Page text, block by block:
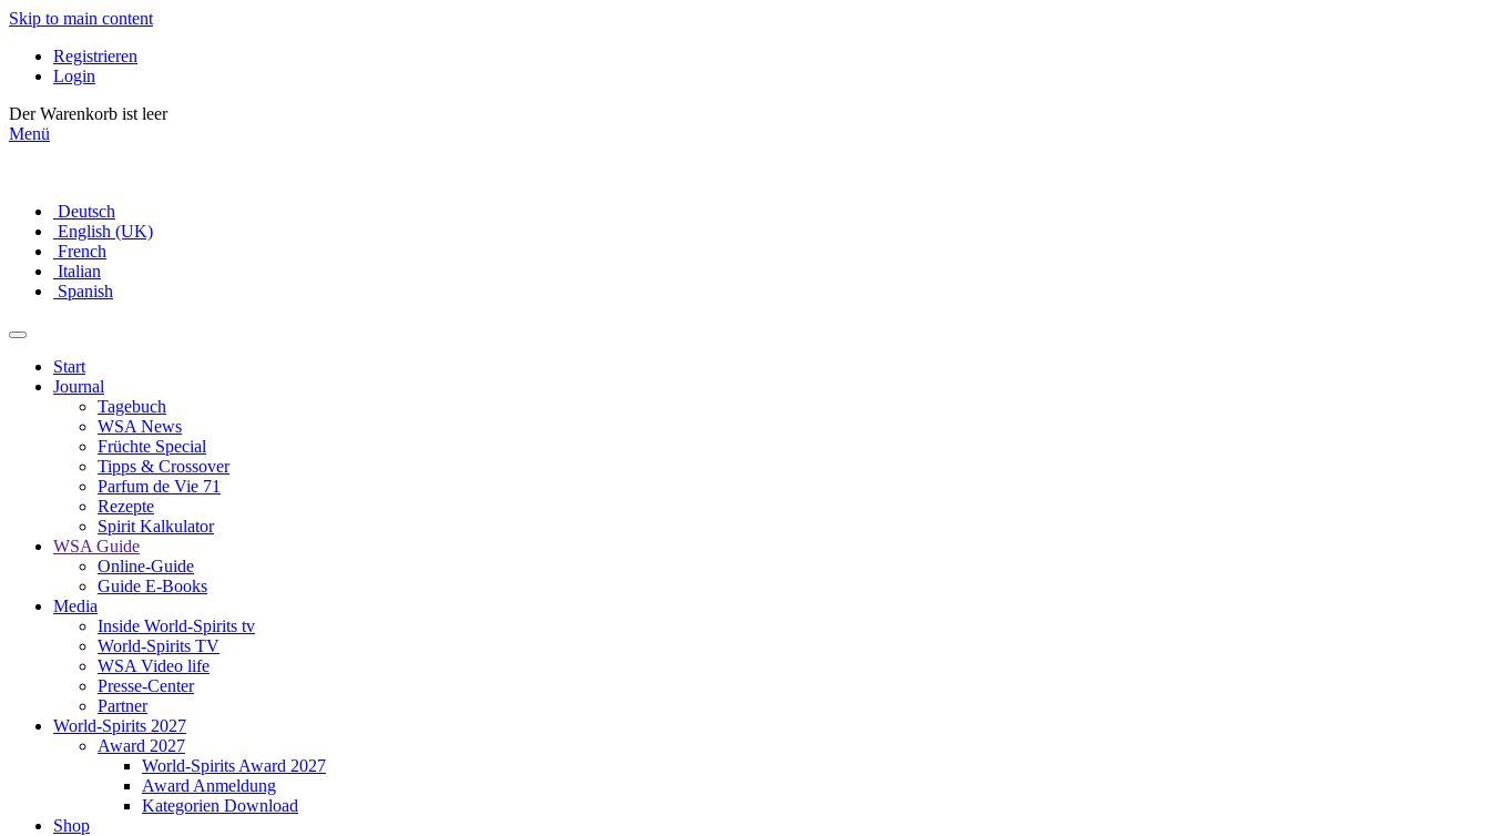
Skip to main content
Registrieren
Login
Der Warenkorb ist leer
Menü
Deutsch
English (UK)
French
Italian
Spanish
Start
Journal
Tagebuch
WSA News
Früchte Special
Tipps & Crossover
Parfum de Vie 71
Rezepte
Spirit Kalkulator
WSA Guide
Online-Guide
Guide E-Books
Media
Inside World-Spirits tv
World-Spirits TV
WSA Video life
Presse-Center
Partner
World-Spirits 2027
Award 2027
World-Spirits Award 2027
Award Anmeldung
Kategorien Download
Shop